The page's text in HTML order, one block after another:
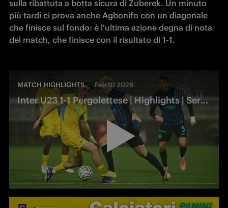
sulla ribattuta a botta sicura di Zuberek. Un minuto
più tardi ci prova anche Agbonifo con un diagonale
che finisce sul fondo: è l'ultima azione degna di nota
del match, che finisce con il risultato di 1-1.
MATCH HIGHLIGHTS Feb 01 2026
Inter U23 1-1 Pergolettese | Highlights | Serie C